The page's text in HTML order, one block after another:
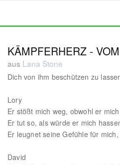
KÄMPFERHERZ -
aus Lana Stone
Dich von ihm beschützen zu
Lory
Er stößt mich weg, obwohl er
Er tut so, als würde er mich
Er leugnet seine Gefühle für
David